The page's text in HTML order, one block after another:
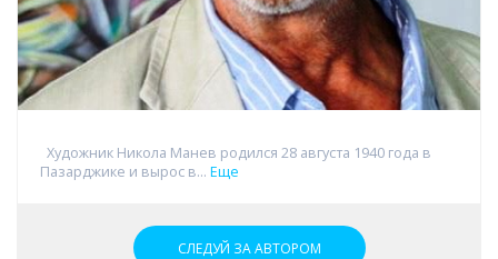
Художник Никола Манев родился 28 августа 1940 года в
Пазарджике и вырос в... Еще
СЛЕДУЙ ЗА АВТОРОМ